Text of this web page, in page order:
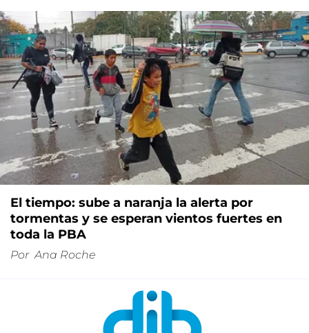
El tiempo: sube a naranja la alerta por
tormentas y se esperan vientos fuertes en
toda la PBA
Por Ana Roche